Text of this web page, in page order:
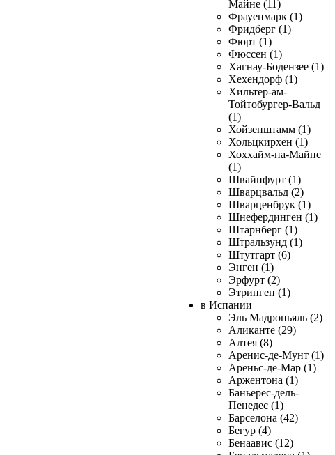
Майне (11)
Фрауенмарк (1)
Фридберг (1)
Фюрт (1)
Фюссен (1)
Хагнау-Бодензее (1)
Хехендорф (1)
Хильтер-ам-
Тойтобургер-Вальд
(1)
Хойзенштамм (1)
Хольцкирхен (1)
Хоххайм-на-Майне
(1)
Швайнфурт (1)
Шварцвальд (2)
Шварценбрук (1)
Шнефердинген (1)
Штарнберг (1)
Штральзунд (1)
Штутгарт (6)
Энген (1)
Эрфурт (2)
Этринген (1)
в Испании
Эль Мадроньяль (2)
Аликанте (29)
Алтея (8)
Аренис-де-Мунт (1)
Ареньс-де-Мар (1)
Аржентона (1)
Баньерес-дель-
Пенедес (1)
Барселона (42)
Бегур (4)
Бенаавис (12)